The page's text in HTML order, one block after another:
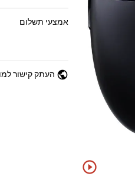
play_circle_outline
אמצעי תשלום
public העתק קישור